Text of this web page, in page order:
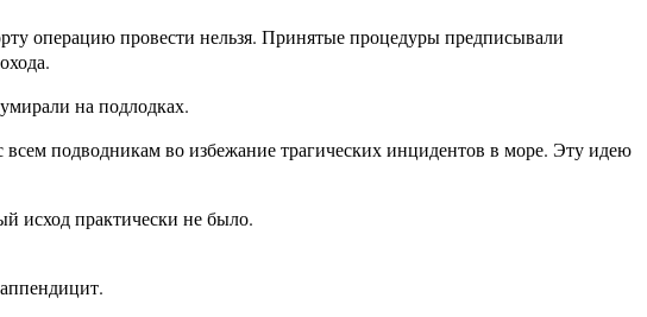
операцию провести нельзя. Принятые процедуры предписывали
на подлодках.
подводникам во избежание трагических инцидентов в море. Эту идею
исход практически не было.